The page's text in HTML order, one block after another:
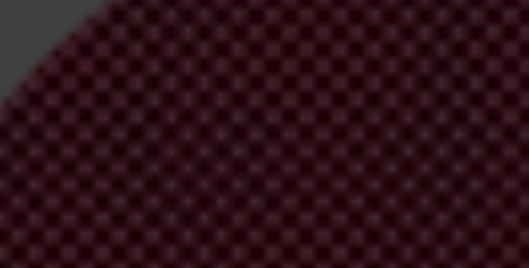
go to your inbox and confirm your email address in the email we just